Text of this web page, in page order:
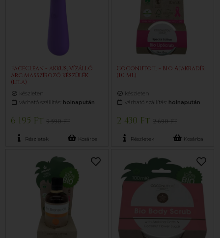
FaceClean - akkus, vízálló
arc masszírozó készülék
(lila)
készleten
várható szállítás: holnapután
6 195 Ft9 590 Ft
Részletek Kosárba
Coconutoil - bio Ajakradír
(10 ml)
készleten
várható szállítás: holnapután
2 430 Ft2 690 Ft
Részletek Kosárba